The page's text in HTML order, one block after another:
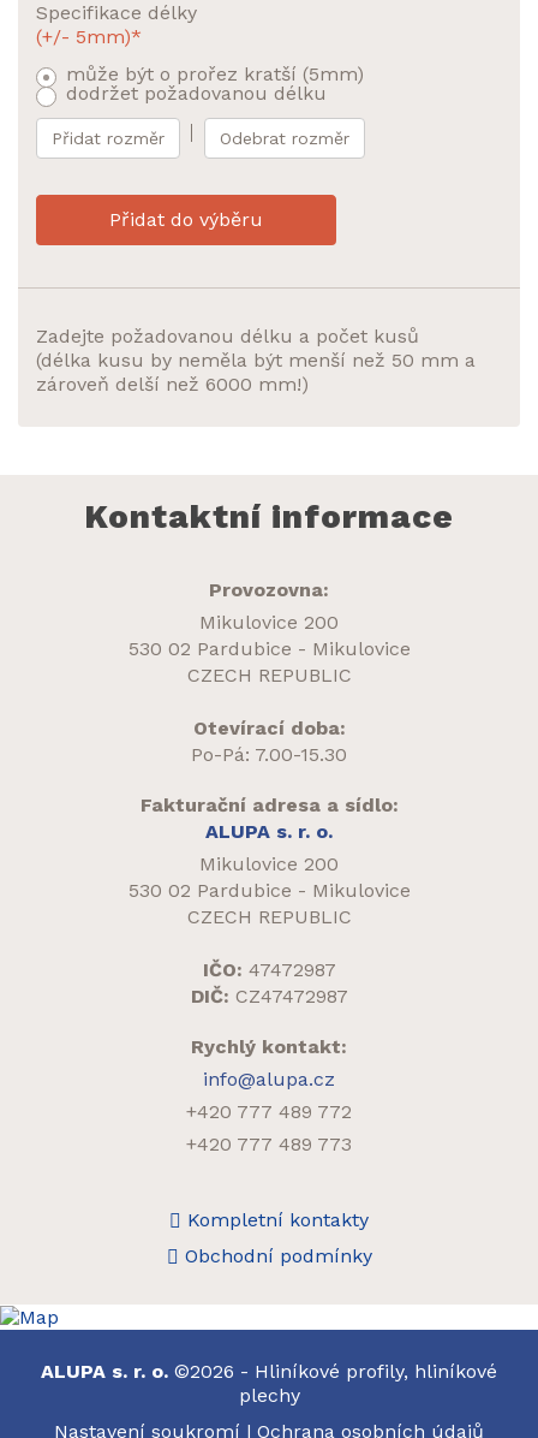
Specifikace délky
(+/- 5mm)*
může být o prořez kratší (5mm)
dodržet požadovanou délku
Přidat rozměr Odebrat rozměr
Přidat do výběru
Zadejte požadovanou délku a počet kusů
(délka kusu by neměla být menší než 50 mm a
zároveň delší než 6000 mm!)
Kontaktní informace
Provozovna:
Mikulovice 200
530 02 Pardubice - Mikulovice
CZECH REPUBLIC
Otevírací doba:
Po-Pá: 7.00-15.30
Fakturační adresa a sídlo:
ALUPA s. r. o.
Mikulovice 200
530 02 Pardubice - Mikulovice
CZECH REPUBLIC
IČO: 47472987
DIČ: CZ47472987
Rychlý kontakt:
info@alupa.cz
+420 777 489 772
+420 777 489 773
Kompletní kontakty
Obchodní podmínky
ALUPA s. r. o. ©2026 - Hliníkové profily, hliníkové
plechy
Nastavení soukromí | Ochrana osobních údajů